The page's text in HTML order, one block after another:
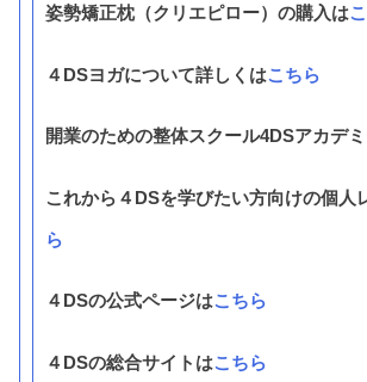
姿勢矯正枕（クリエピロー）の購入は
４DSヨガについて詳しくはこちら
開業のための整体スクール4DSアカデ
これから４DSを学びたい方向けの個人
ら
４DSの公式ページはこちら
４DSの総合サイトはこちら